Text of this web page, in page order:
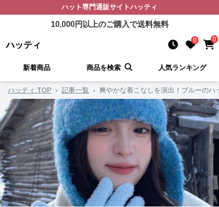
ハット専門通販サイトハッティ
10,000円以上のご購入で送料無料
ハッティ 0 0
新着商品 商品を検索 人気ランキング
ハッティ TOP › 記事一覧 › 爽やかな着こなしを演出！ブルーのハ